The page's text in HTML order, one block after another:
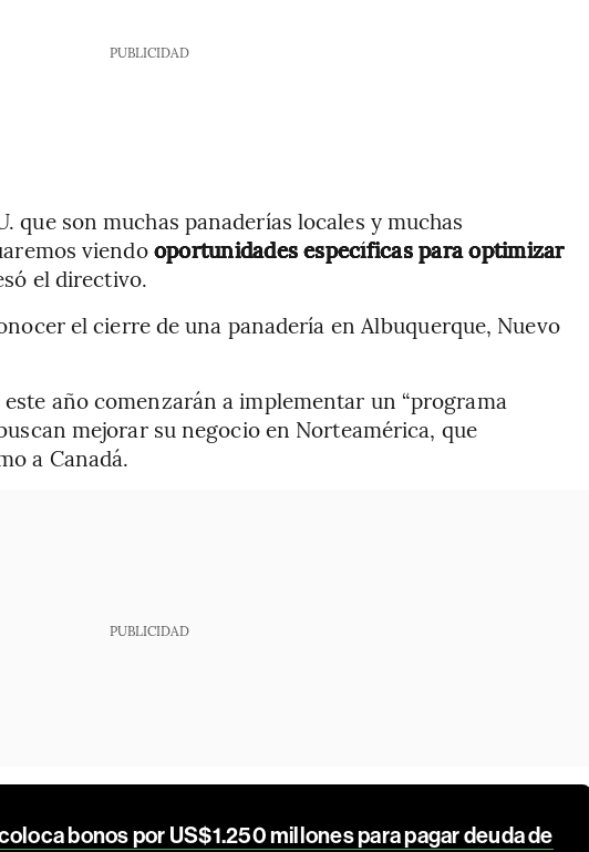
PUBLICIDAD
que son muchas panaderías locales y muchas
viendooportunidades específicas para optimizar
el directivo.
el cierre de una panadería en Albuquerque, Nuevo
año comenzarán a implementar un “programa
mejorar su negocio en Norteamérica, que
a Canadá.
PUBLICIDAD
bonos por US$1.250 millones para pagar deuda de